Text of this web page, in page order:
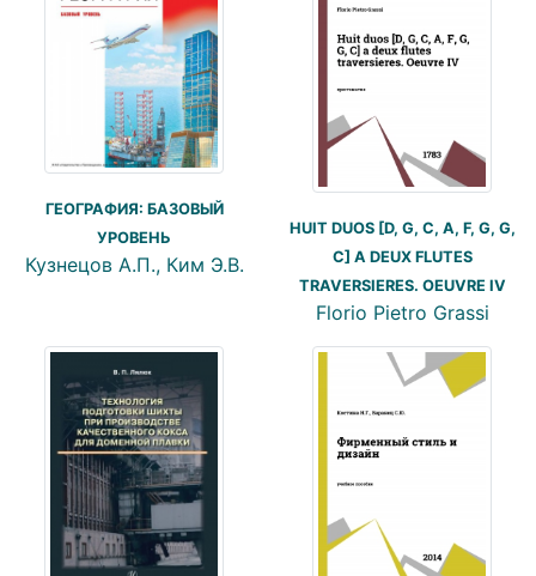
ГЕОГРАФИЯ: БАЗОВЫЙ
УРОВЕНЬ
Кузнецов А.П., Ким Э.В.
HUIT DUOS [D, G, C, A, F, G, G,
C] A DEUX FLUTES
TRAVERSIERES. ОEUVRE IV
Florio Pietro Grassi